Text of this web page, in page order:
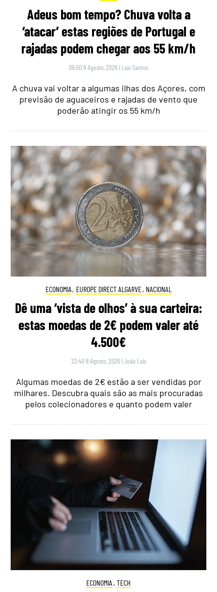
Adeus bom tempo? Chuva volta a
‘atacar’ estas regiões de Portugal e
rajadas podem chegar aos 55 km/h
09:50 9 Agosto, 2026 | Luís Santos
A chuva vai voltar a algumas ilhas dos Açores, com
previsão de aguaceiros e rajadas de vento que
poderão atingir os 55 km/h
ECONOMIA, EUROPE DIRECT ALGARVE, NACIONAL
Dê uma ‘vista de olhos’ à sua carteira:
estas moedas de 2€ podem valer até
4.500€
22:40 8 Agosto, 2026 |João Luís
Algumas moedas de 2€ estão a ser vendidas por
milhares. Descubra quais são as mais procuradas
pelos colecionadores e quanto podem valer
ECONOMIA , TECH